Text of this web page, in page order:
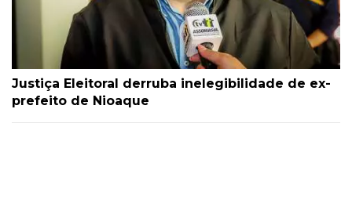
Justiça Eleitoral derruba inelegibilidade de ex-
prefeito de Nioaque